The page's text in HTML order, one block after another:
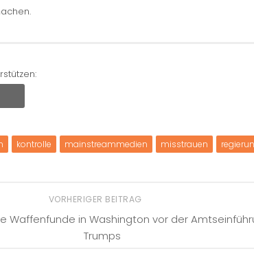
kontrolle mainstreammedien misstrauen
VORHERIGER BEITRAG
Waffenfunde in Washington vor der
Trumps